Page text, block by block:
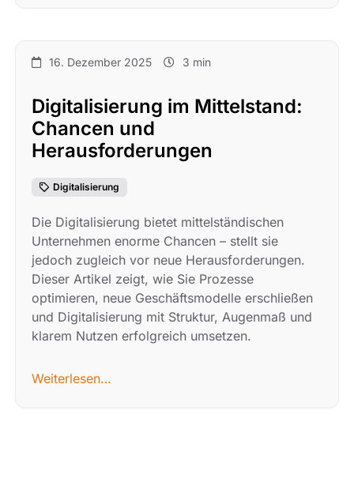
16. Dezember 2025 3 min
Digitalisierung im Mittelstand:
Chancen und
Herausforderungen
Digitalisierung
Die Digitalisierung bietet mittelständischen
Unternehmen enorme Chancen – stellt sie
jedoch zugleich vor neue Herausforderungen.
Dieser Artikel zeigt, wie Sie Prozesse
optimieren, neue Geschäftsmodelle erschließen
und Digitalisierung mit Struktur, Augenmaß und
klarem Nutzen erfolgreich umsetzen.
Weiterlesen…